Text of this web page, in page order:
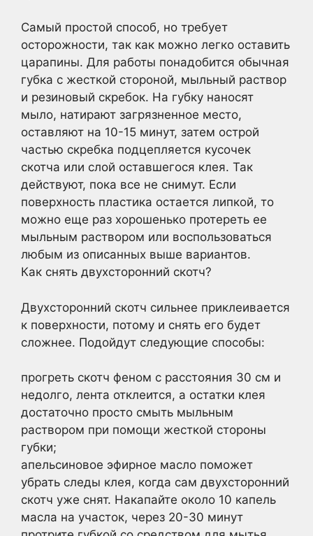
Самый простой способ, но требует
осторожности, так как можно легко оставить
царапины. Для работы понадобится обычная
губка с жесткой стороной, мыльный раствор
и резиновый скребок. На губку наносят
мыло, натирают загрязненное место,
оставляют на 10-15 минут, затем острой
частью скребка подцепляется кусочек
скотча или слой оставшегося клея. Так
действуют, пока все не снимут. Если
поверхность пластика остается липкой, то
можно еще раз хорошенько протереть ее
мыльным раствором или воспользоваться
любым из описанных выше вариантов.
Как снять двухсторонний скотч?
Двухсторонний скотч сильнее приклеивается
к поверхности, потому и снять его будет
сложнее. Подойдут следующие способы:
прогреть скотч феном с расстояния 30 см и
недолго, лента отклеится, а остатки клея
достаточно просто смыть мыльным
раствором при помощи жесткой стороны
губки;
апельсиновое эфирное масло поможет
убрать следы клея, когда сам двухсторонний
скотч уже снят. Накапайте около 10 капель
масла на участок, через 20-30 минут